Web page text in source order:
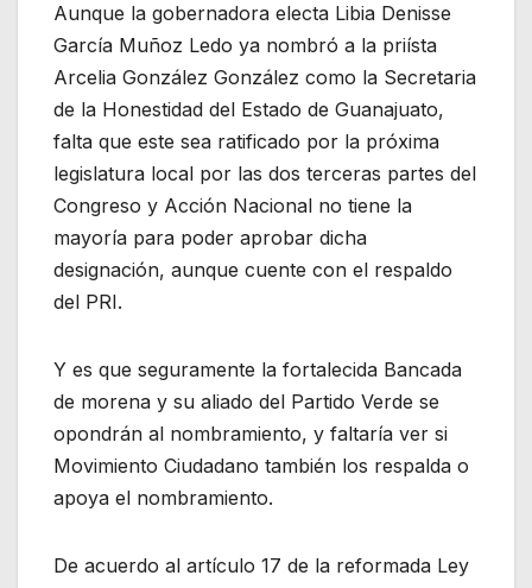
Aunque la gobernadora electa Libia Denisse
García Muñoz Ledo ya nombró a la priísta
Arcelia González González como la Secretaria
de la Honestidad del Estado de Guanajuato,
falta que este sea ratificado por la próxima
legislatura local por las dos terceras partes del
Congreso y Acción Nacional no tiene la
mayoría para poder aprobar dicha
designación, aunque cuente con el respaldo
del PRI.
Y es que seguramente la fortalecida Bancada
de morena y su aliado del Partido Verde se
opondrán al nombramiento, y faltaría ver si
Movimiento Ciudadano también los respalda o
apoya el nombramiento.
De acuerdo al artículo 17 de la reformada Ley